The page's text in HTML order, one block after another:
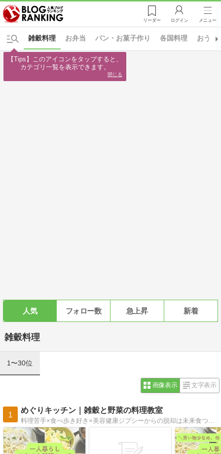
リーダー ログイン メニュー
お弁当 パン・お菓子作り 各国料理 おうち
雑穀料理
人気 フォロー数 急上昇 新着
雑穀料理
1〜30位
画像表示 文字表示
1
めぐりキッチン｜雑穀と野菜の料理教室
【Tips】このアイコンをタップすると、
カテゴリ一覧を表示できます。
閉じる